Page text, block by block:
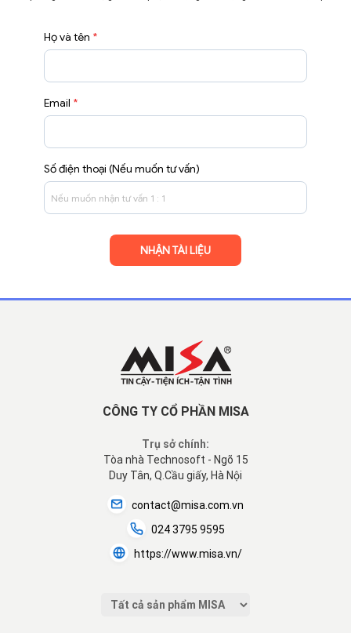
Họ và tên *
Email *
Số điện thoại (Nếu muốn tư vấn)
CÔNG TY CỔ PHẦN MISA
Trụ sở chính:
Tòa nhà Technosoft - Ngõ 15
Duy Tân, Q.Cầu giấy, Hà Nội
contact@misa.com.vn
024 3795 9595
https://www.misa.vn/